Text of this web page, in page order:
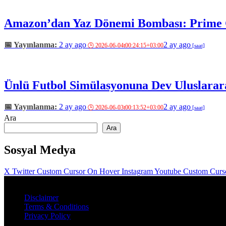
Amazon’dan Yaz Dönemi Bombası:
2 ay ago 2 ay ago
Ünlü Futbol Simülasyonuna Dev
2 ay ago
2 ay ago
Ara
Ara
Sosyal Medya
X Twitter Custom Cursor On Hover InstagramYoutube Custom
Disclaimer
Terms & Conditions
Privacy Policy